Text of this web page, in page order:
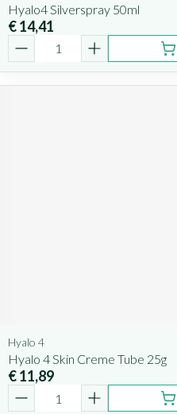
Hyalo4 Silverspray 50ml
€ 14,41
Hyalo 4
Hyalo 4 Skin Creme Tube 25g
€ 11,89